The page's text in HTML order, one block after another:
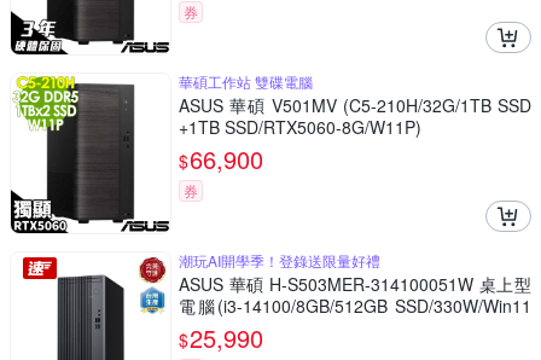
券
華碩工作站 雙碟電腦
ASUS 華碩 V501MV (C5-210H/32G/1TB SSD
+1TB SSD/RTX5060-8G/W11P)
$66,900
券
潮玩AI開學季！登錄送限量好禮
ASUS 華碩 H-S503MER-314100051W 桌上型
電腦(i3-14100/8GB/512GB SSD/330W/Win11
Home)
$25,990